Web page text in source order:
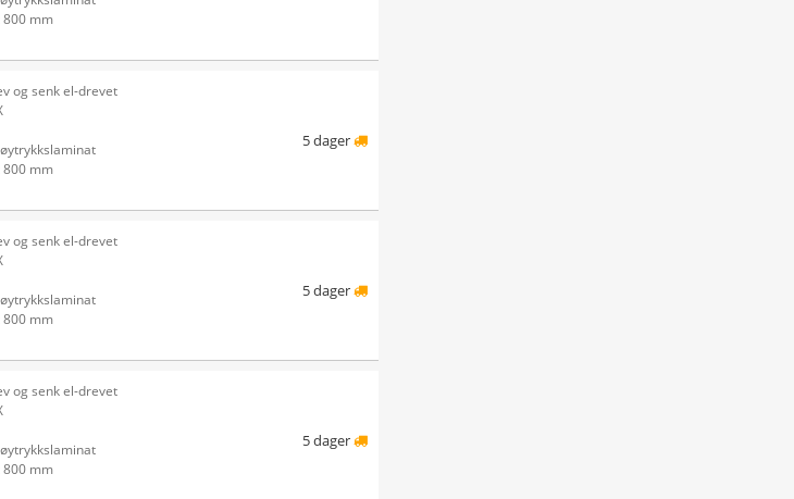
800 mm
og senk el-drevet
800 mm
5 dager
og senk el-drevet
800 mm
5 dager
og senk el-drevet
800 mm
5 dager